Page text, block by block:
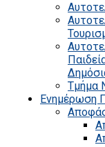
Τμήμα
Ενημέρωση